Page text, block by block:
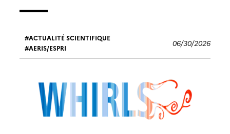
ACTUALITÉ SCIENTIFIQUE
AERIS/ESPRI
06/30/2026